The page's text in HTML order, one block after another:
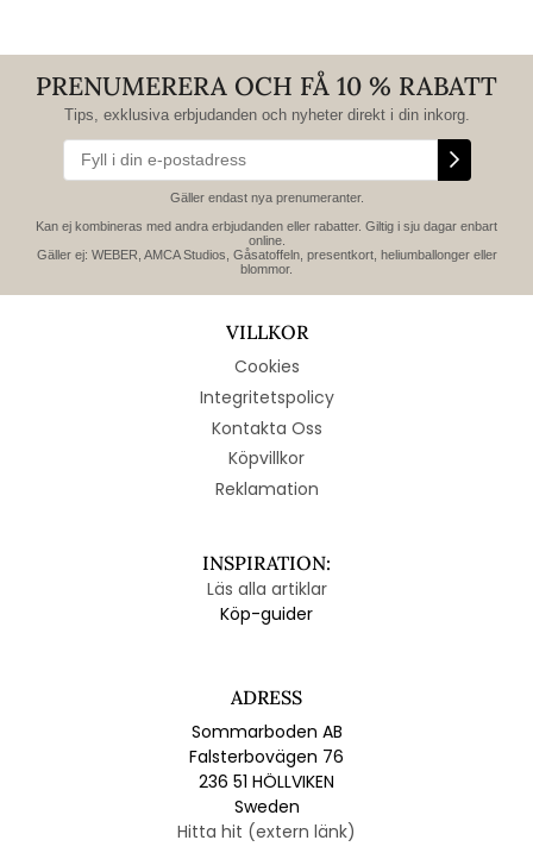
PRENUMERERA OCH FÅ 10 % RABATT
Tips, exklusiva erbjudanden och nyheter direkt i din inkorg.
Gäller endast nya prenumeranter.
Kan ej kombineras med andra erbjudanden eller rabatter. Giltig i sju dagar enbart
online.
Gäller ej: WEBER, AMCA Studios, Gåsatoffeln, presentkort, heliumballonger eller
blommor.
VILLKOR
Cookies
Integritetspolicy
Kontakta Oss
Köpvillkor
Reklamation
INSPIRATION:
Läs alla artiklar
Köp-guider
ADRESS
Sommarboden AB
Falsterbovägen 76
236 51 HÖLLVIKEN
Sweden
Hitta hit (extern länk)